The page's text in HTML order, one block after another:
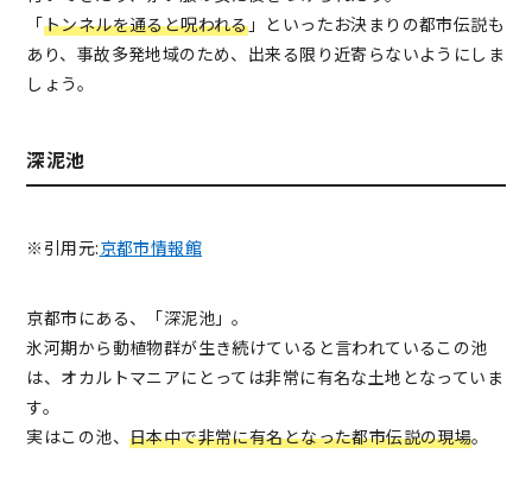
「トンネルを通ると呪われる」といったお決まりの都市伝説も
あり、事故多発地域のため、出来る限り近寄らないようにしま
しょう。
深泥池
※引用元:京都市情報館
京都市にある、「深泥池」。
氷河期から動植物群が生き続けていると言われているこの池
は、オカルトマニアにとっては非常に有名な土地となっていま
す。
実はこの池、 日本中で非常に有名となった都市伝説の現場。